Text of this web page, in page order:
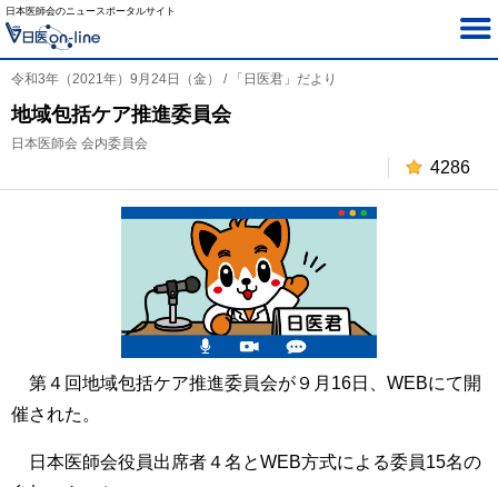
日本医師会のニュースポータルサイト
令和3年（2021年）9月24日（金） / 「日医君」だより
地域包括ケア推進委員会
日本医師会 会内委員会
4286
第４回地域包括ケア推進委員会が９月16日、WEBにて開
催された。
日本医師会役員出席者４名とWEB方式による委員15名の